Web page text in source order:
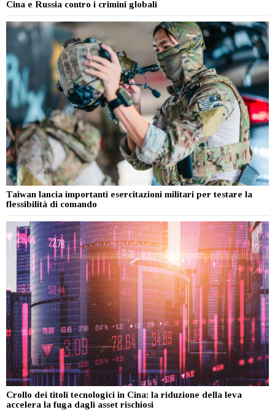
Cina e Russia contro i crimini globali
Taiwan lancia importanti esercitazioni militari per testare la
flessibilità di comando
Crollo dei titoli tecnologici in Cina: la riduzione della leva
accelera la fuga dagli asset rischiosi